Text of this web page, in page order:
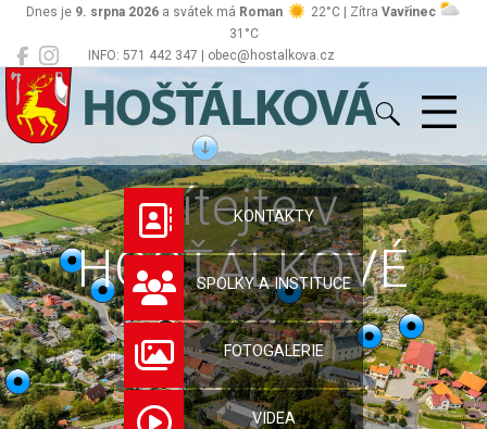
INFO: 571 442 347 | obec@hostalkova.cz
Dnes je 9. srpna 2026 a svátek má Roman 22°C | Zítra Vavřinec
31°C
Hošťálková
Vítejte v
HOŠŤÁLKOVÉ
KONTAKTY
SPOLKY A INSTITUCE
FOTOGALERIE
VIDEA